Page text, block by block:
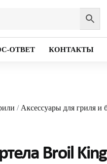
ОТВЕТ КОНТАКТЫ
/ Аксессуары для гриля и
Broil King